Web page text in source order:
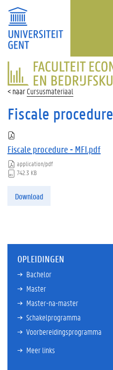
FACULTEIT
ECONOMIE
EN
BEDRIJFSKUNDE
Cursusmateriaal
Fiscale procedure
Fiscale procedure - MFI.pdf
application/pdf
742.3 KB
Download
OPLEIDINGEN
Bachelor
Master
Master-na-master
Schakelprogramma
Voorbereidingsprogramma
Meer links